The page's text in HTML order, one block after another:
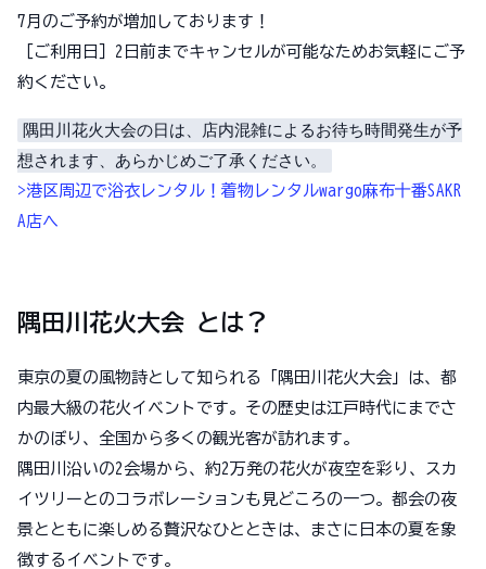
7月のご予約が増加しております！
［ご利用日］2日前までキャンセルが可能なためお気軽にご予
約ください。
隅田川花火大会の日は、店内混雑によるお待ち時間発生が予
想されます、あらかじめご了承ください。
>港区周辺で浴衣レンタル！着物レンタルwargo麻布十番SAKR
A店へ
隅田川花火大会 とは？
東京の夏の風物詩として知られる「隅田川花火大会」は、都
内最大級の花火イベントです。その歴史は江戸時代にまでさ
かのぼり、全国から多くの観光客が訪れます。
隅田川沿いの2会場から、約2万発の花火が夜空を彩り、スカ
イツリーとのコラボレーションも見どころの一つ。都会の夜
景とともに楽しめる贅沢なひとときは、まさに日本の夏を象
徴するイベントです。